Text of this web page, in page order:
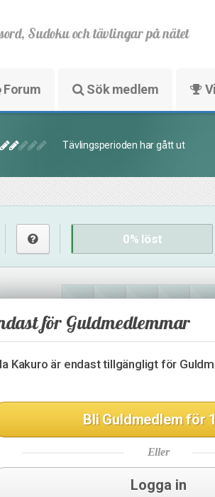
Sudoku och tävlingar på nätet
Forum Sök medlem
Tävlingsperioden har gått ut
0% löst
för Guldmedlemmar
Kakuro är endast tillgängligt för
Bli Guldmedlem för
Eller
Logga in
4
14
4
6
17
17
16